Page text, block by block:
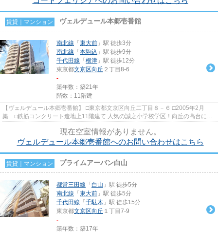
賃貸｜マンション ヴェルデュール本郷壱番館
南北線 「 東大前 」駅 徒歩3分
南北線 「 本駒込 」駅 徒歩9分
千代田線 「 根津 」駅 徒歩12分
東京都文京区向丘 ２丁目8-6
-
築年数：築21年
階数：11階建
【ヴェルデュール本郷壱番館】 □東京都文京区向丘二丁目８－６ □2005年2月
築 □鉄筋コンクリート造地上11階建て 人気の誠之小学校学区！向丘の高台に立
現在空室情報がありません。
ヴェルデュール本郷壱番館へのお問い合わせはこちら
賃貸｜マンション プライムアーバン白山
都営三田線 「 白山 」駅 徒歩5分
南北線 「 東大前 」駅 徒歩5分
千代田線 「 千駄木 」駅 徒歩15分
東京都文京区向丘 １丁目7-9
-
築年数：築17年